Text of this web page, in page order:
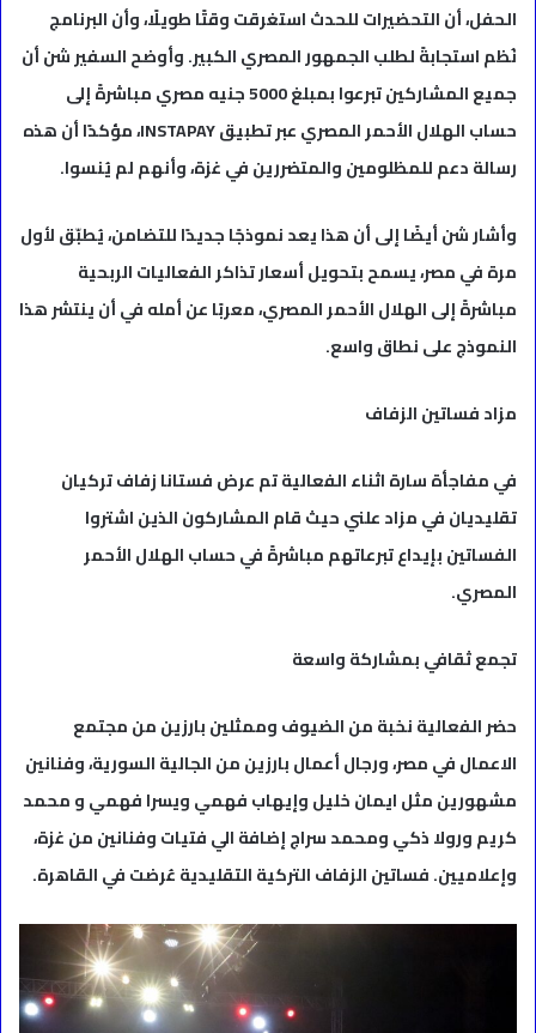
الحفل، أن التحضيرات للحدث استغرقت وقتًا طويلًا، وأن البرنامج
نُظم استجابةً لطلب الجمهور المصري الكبير. وأوضح السفير شن أن
جميع المشاركين تبرعوا بمبلغ 5000 جنيه مصري مباشرةً إلى
حساب الهلال الأحمر المصري عبر تطبيق INSTAPAY، مؤكدًا أن هذه
رسالة دعم للمظلومين والمتضررين في غزة، وأنهم لم يُنسوا.
وأشار شن أيضًا إلى أن هذا يعد نموذجًا جديدًا للتضامن، يُطبّق لأول
مرة في مصر، يسمح بتحويل أسعار تذاكر الفعاليات الربحية
مباشرةً إلى الهلال الأحمر المصري، معربًا عن أمله في أن ينتشر هذا
النموذج على نطاق واسع.
مزاد فساتين الزفاف
في مفاجأة سارة اثناء الفعالية تم عرض فستانا زفاف تركيان
تقليديان في مزاد علني حيث قام المشاركون الذين اشتروا
الفساتين بإيداع تبرعاتهم مباشرةً في حساب الهلال الأحمر
المصري.
تجمع ثقافي بمشاركة واسعة
حضر الفعالية نخبة من الضيوف وممثلين بارزين من مجتمع
الاعمال في مصر، ورجال أعمال بارزين من الجالية السورية، وفنانين
مشهورين مثل ايمان خليل وإيهاب فهمي ويسرا فهمي و محمد
كريم ورولا ذكي ومحمد سراج إضافة الي فتيات وفنانين من غزة،
وإعلاميين. فساتين الزفاف التركية التقليدية عُرضت في القاهرة.